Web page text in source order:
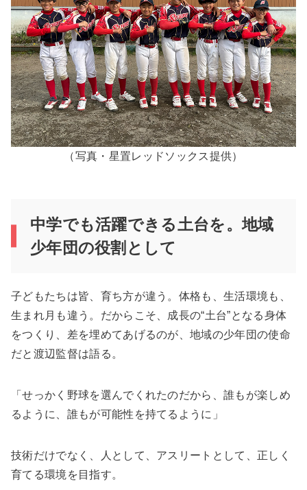
（写真・星置レッドソックス提供）
中学でも活躍できる土台を。地域
少年団の役割として
子どもたちは皆、育ち方が違う。体格も、生活環境も、
生まれ月も違う。だからこそ、成長の“土台”となる身体
をつくり、差を埋めてあげるのが、地域の少年団の使命
だと渡辺監督は語る。
「せっかく野球を選んでくれたのだから、誰もが楽しめ
るように、誰もが可能性を持てるように」
技術だけでなく、人として、アスリートとして、正しく
育てる環境を目指す。